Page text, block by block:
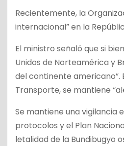
Recientemente, la
internacional” en la
El ministro señaló que si
Unidos de Norteamérica y
del continente americano”.
Transporte, se mantiene
Se mantiene una vigilancia
protocolos y el Plan
letalidad de la Bundibugyo